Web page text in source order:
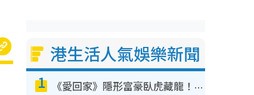
港生活人氣娛樂新聞
1 《愛回家》隱形富豪臥虎藏龍！盤點12位財氣逼人的有錢藝人：呢位靚女3億身家唔憂做